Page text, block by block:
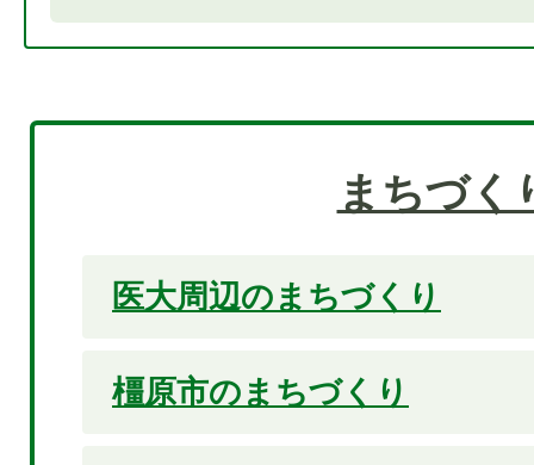
まちづく
医大周辺のまちづくり
橿原市のまちづくり